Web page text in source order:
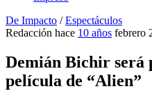
De Impacto /Espectáculos
Redacción hace 10 años febrero
Demián Bichir será
película de “Alien”